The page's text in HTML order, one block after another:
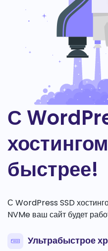
С
быстрее!
С WordPress SSD
NVMe ваш сайт будет
Ультрабыстрое